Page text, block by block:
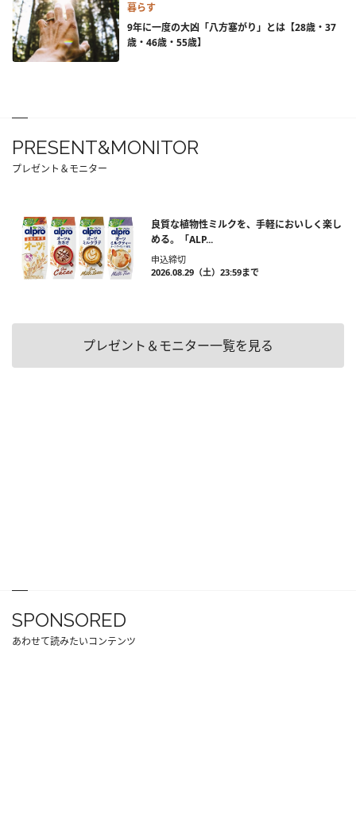
暮らす
9年に一度の大凶「八方塞がり」とは【28歳・37
歳・46歳・55歳】
PRESENT&MONITOR
プレゼント＆モニター
良質な植物性ミルクを、手軽においしく楽し
める。「ALP...
申込締切
2026.08.29（土）23:59まで
プレゼント＆モニター一覧を見る
SPONSORED
あわせて読みたいコンテンツ